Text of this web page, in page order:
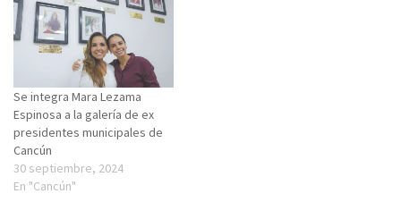
Se integra Mara Lezama
Espinosa a la galería de ex
presidentes municipales de
Cancún
30 septiembre, 2024
En "Cancún"